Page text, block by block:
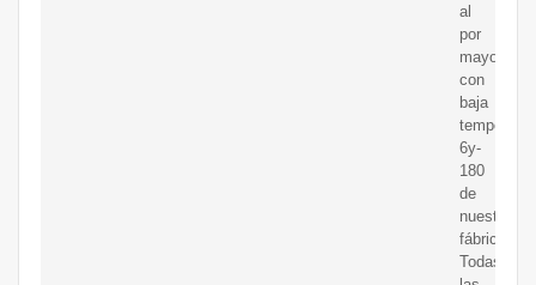
al
por
mayor
con
baja
6y-
180
de
nuestra
fábrica.
Todas